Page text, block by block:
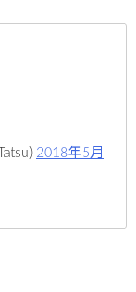
2018年5月